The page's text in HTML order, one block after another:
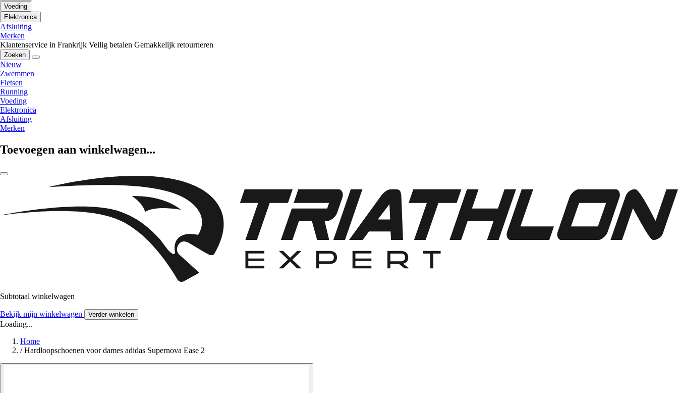
Voeding
Elektronica
Afsluiting
Merken
Klantenservice in Frankrijk Veilig betalen Gemakkelijk retourneren
Zoeken
Nieuw
Zwemmen
Fietsen
Running
Voeding
Elektronica
Afsluiting
Merken
Toevoegen aan winkelwagen...
Subtotaal winkelwagen
Bekijk mijn winkelwagen Verder winkelen
Loading...
Home
/ Hardloopschoenen voor dames adidas Supernova Ease 2